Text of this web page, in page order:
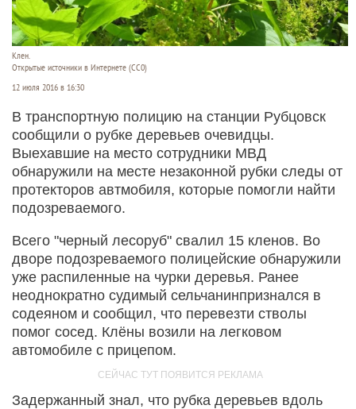
Клен.
Открытые источники в Интернете (СС0)
12 июля 2016 в 16:30
В транспортную полицию на станции Рубцовск
сообщили о рубке деревьев очевидцы.
Выехавшие на место сотрудники МВД
обнаружили на месте незаконной рубки следы от
протекторов автмобиля, которые помогли найти
подозреваемого.
Всего "черный лесоруб" свалил 15 кленов. Во
дворе подозреваемого полицейские обнаружили
уже распиленные на чурки деревья. Ранее
неоднократно судимый сельчанинпризнался в
содеяном и сообщил, что перевезти стволы
помог сосед. Клёны возили на легковом
автомобиле с прицепом.
Задержанный знал, что рубка деревьев вдоль